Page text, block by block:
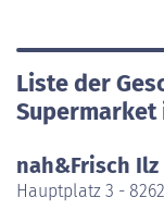
Liste der
Supermarket
nah&Frisch
Hauptplatz 3 -